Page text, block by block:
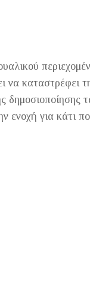
να καταστρέφει
δημοσιοποίησης
ενοχή για κάτι